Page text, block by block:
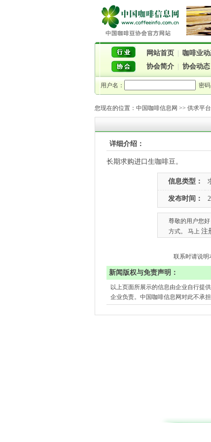
网站首页 咖啡业
协会简介
协会动态
用户名： 密码
您现在的位置： 中国咖啡信息网 >> 供求平台
详细介绍：
长期求购进口生咖啡豆。
信息类型：
发布时间：
尊敬的用户您
方式。 马上 注
联系时请说明
新闻版权与免责声明：
以上页面所展示的信息由企业自行提
企业负责。中国咖啡信息网对此不承担